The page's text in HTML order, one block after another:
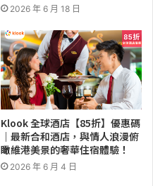
2026 年 6 月 18 日
Klook 全球酒店【85折】優惠碼
｜最新合和酒店，與情人浪漫俯
瞰維港美景的奢華住宿體驗！
2026 年 6 月 4 日